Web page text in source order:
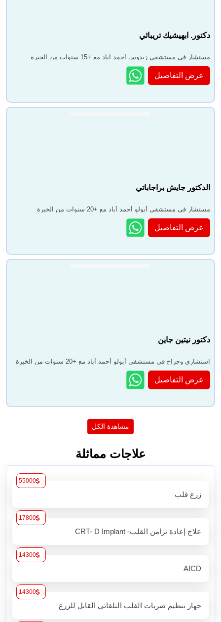
دكتور. ابهيشيك تريباثي
مستشار في مستشفى زيدوس أحمد آباد مع +15 سنوات من الخبرة
عرض التفاصيل
الدكتور جايش براجاباتي
مستشار في مستشفى أبولو أحمد أباد مع +20 سنوات من الخبرة
عرض التفاصيل
دكتور نيتين جاين
استشاري وجراح في مستشفى أبولو أحمد أباد مع +20 سنوات من الخبرة
عرض التفاصيل
مشاهدة الكل
علاجات مماثلة
زرع قلب
55000
علاج إعادة تزامن القلب- CRT- D Implant
17800
AICD
14300
جهاز تنظيم ضربات القلب التلقائي القابل للزرع
14300